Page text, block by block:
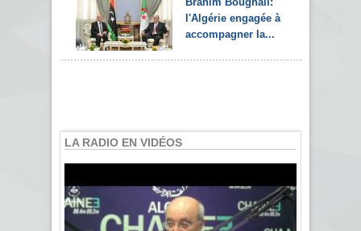
l'Algérie engagée à
accompagner la...
LA RADIO EN VIDÉOS